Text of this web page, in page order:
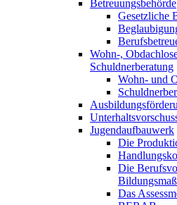
Betreuungsbehörde
Gesetzliche
Wohn-,
Schuldnerberatung
Wohn- und
Jugendaufbauwerk
Die
Die
Das